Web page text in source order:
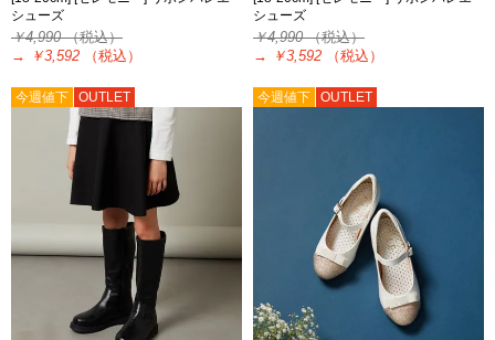
シューズ
￥4,990（税込）
→
￥3,592 （税込）
シューズ
￥4,990（税込）
→
￥3,592 （税込）
今週値下 OUTLET 今週値下 OUTLET